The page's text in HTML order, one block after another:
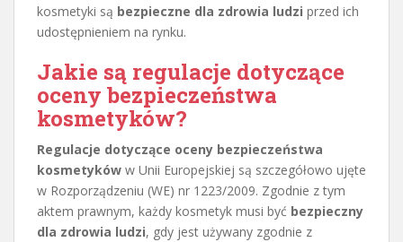
kosmetyki są bezpieczne dla zdrowia ludzi przed ich
udostępnieniem na rynku.
Jakie są regulacje dotyczące
oceny bezpieczeństwa
kosmetyków?
Regulacje dotyczące oceny bezpieczeństwa
kosmetyków w Unii Europejskiej są szczegółowo ujęte
w Rozporządzeniu (WE) nr 1223/2009. Zgodnie z tym
aktem prawnym, każdy kosmetyk musi być bezpieczny
dla zdrowia ludzi, gdy jest używany zgodnie z